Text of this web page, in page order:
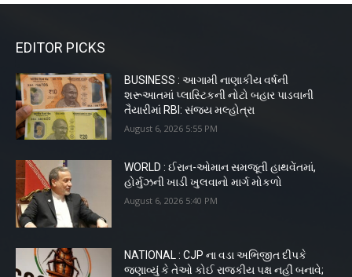
EDITOR PICKS
BUSINESS : આગામી નાણાકીય વર્ષની
શરૂઆતમાં પ્લાસ્ટિકની નોટો બહાર પાડવાની
તૈયારીમાં RBI: સંજય મલ્હોત્રા
August 6, 2026 5:55 PM
WORLD : ઈરાન-ઓમાન સમજૂતી હાથવેંતમાં,
હોર્મુઝની ખાડી ખુલવાનો માર્ગ મોકળો
August 6, 2026 5:40 PM
NATIONAL : CJP ના વડા અભિજીત દીપકે
જણાવ્યું કે તેઓ કોઈ રાજકીય પક્ષ નહીં બનાવે;